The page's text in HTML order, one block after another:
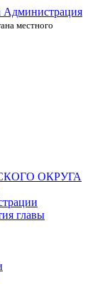
Администрация
местного
ОКРУГА
главы